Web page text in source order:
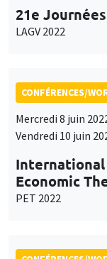
21e
LAGV 2022
CONFÉRENCES/
Mercredi 8 juin
Vendredi 10 juin
International
Economic
PET 2022